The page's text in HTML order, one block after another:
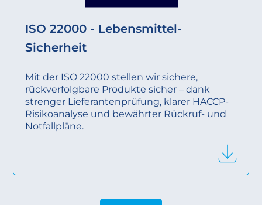
ISO 22000 - Lebensmittel-
Sicherheit
Mit der ISO 22000 stellen wir sichere,
rückverfolgbare Produkte sicher – dank
strenger Lieferantenprüfung, klarer HACCP-
Risikoanalyse und bewährter Rückruf- und
Notfallpläne.